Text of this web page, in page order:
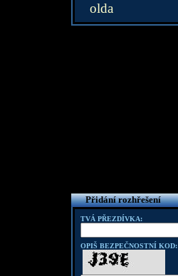
olda
Přidání rozhřešení
TVÁ PŘEZDÍVKA:
OPIŠ BEZPEČNOSTNÍ KOD: